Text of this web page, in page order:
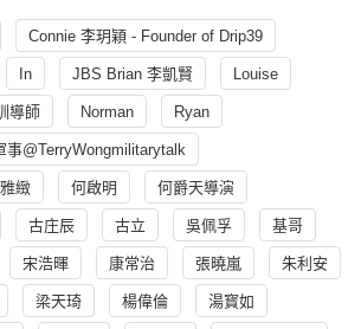
Connie 李玥穎 - Founder of Drip39
In JBS Brian 李凱賢 Louise
導師 Norman Ryan
事@TerryWongmilitarytalk
緻 何啟明 何爵天導演
古庄辰 古立 吳佩孚 基哥
宋浩暉 康常治 張曉嵐 朱利安
梁天琦 楊偉倫 湯寳如